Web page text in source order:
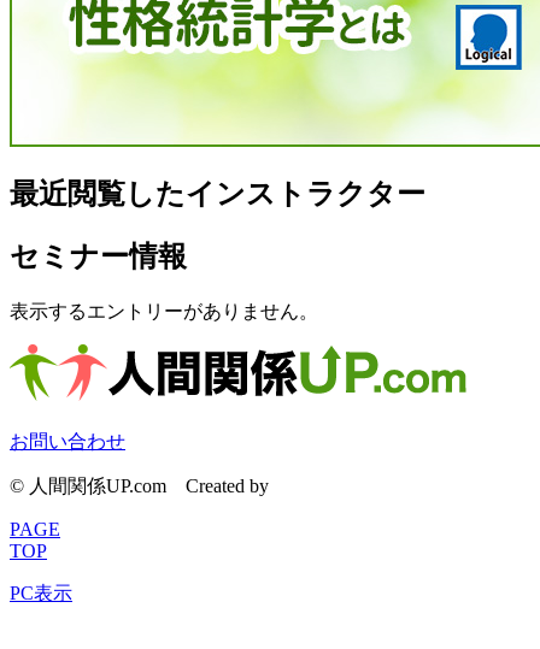
最近閲覧したインストラクター
セミナー情報
表示するエントリーがありません。
お問い合わせ
© 人間関係UP.com Created by
PAGE
TOP
PC表示